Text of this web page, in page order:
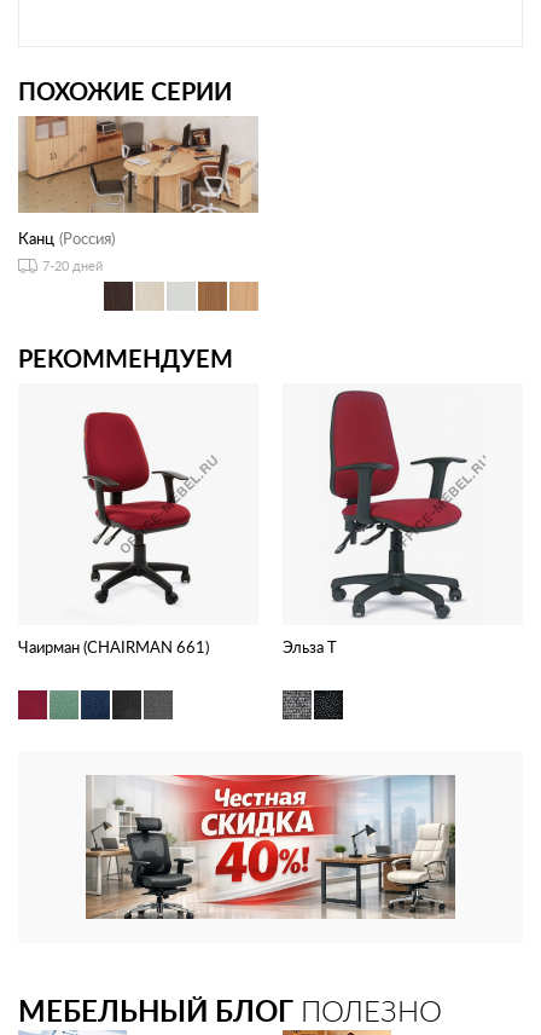
ПОХОЖИЕ СЕРИИ
Канц (Россия)
7-20 дней
РЕКОММЕНДУЕМ
Чаирман (CHAIRMAN 661) Эльза Т
МЕБЕЛЬНЫЙ БЛОГ ПОЛЕЗНО